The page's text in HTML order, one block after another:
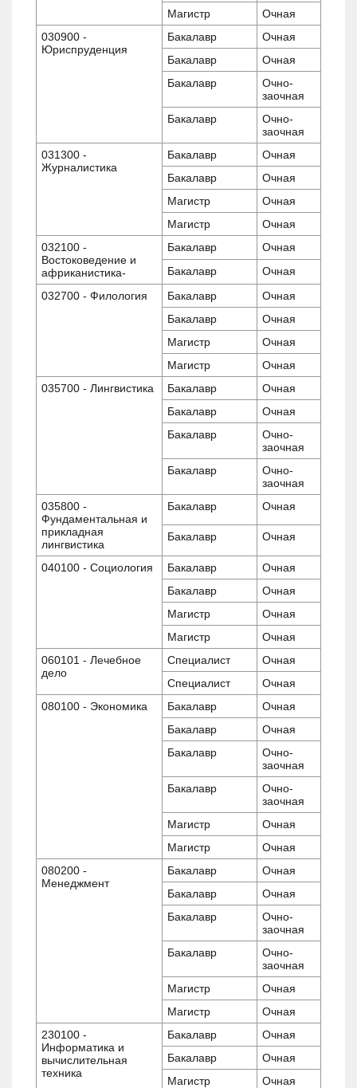
Магистр
Очная
030900 -
Юриспруденция
Бакалавр
Очная
Бакалавр
Очная
Бакалавр
Очно-
заочная
Бакалавр
Очно-
заочная
031300 -
Журналистика
Бакалавр
Очная
Бакалавр
Очная
Магистр
Очная
Магистр
Очная
032100 -
Востоковедение и
африканистика-
Бакалавр
Очная
Бакалавр
Очная
032700 - Филология
Бакалавр
Очная
Бакалавр
Очная
Магистр
Очная
Магистр
Очная
035700 - Лингвистика
Бакалавр
Очная
Бакалавр
Очная
Бакалавр
Очно-
заочная
Бакалавр
Очно-
заочная
035800 -
Фундаментальная и
прикладная
лингвистика
Бакалавр Очная
Бакалавр Очная
040100 - Социология Бакалавр
Очная
Бакалавр
Очная
Магистр
Очная
Магистр
Очная
060101 - Лечебное
дело
Специалист
Очная
Специалист
Очная
080100 - Экономика
Бакалавр
Очная
Бакалавр
Очная
Бакалавр
Очно-
заочная
Бакалавр
Очно-
заочная
Магистр
Очная
Магистр
Очная
080200 -
Менеджмент
Бакалавр
Очная
Бакалавр
Очная
Бакалавр
Очно-
заочная
Бакалавр
Очно-
заочная
Магистр
Очная
Магистр
Очная
230100 -
Информатика и
вычислительная
техника
Бакалавр
Очная
Бакалавр
Очная
Магистр
Очная